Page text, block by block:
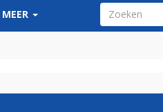
MEER ZOEKVELD